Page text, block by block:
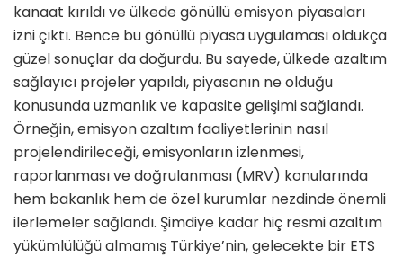
kanaat kırıldı ve ülkede gönüllü emisyon piyasaları
izni çıktı. Bence bu gönüllü piyasa uygulaması oldukça
güzel sonuçlar da doğurdu. Bu sayede, ülkede azaltım
sağlayıcı projeler yapıldı, piyasanın ne olduğu
konusunda uzmanlık ve kapasite gelişimi sağlandı.
Örneğin, emisyon azaltım faaliyetlerinin nasıl
projelendirileceği, emisyonların izlenmesi,
raporlanması ve doğrulanması (MRV) konularında
hem bakanlık hem de özel kurumlar nezdinde önemli
ilerlemeler sağlandı. Şimdiye kadar hiç resmi azaltım
yükümlülüğü almamış Türkiye’nin, gelecekte bir ETS